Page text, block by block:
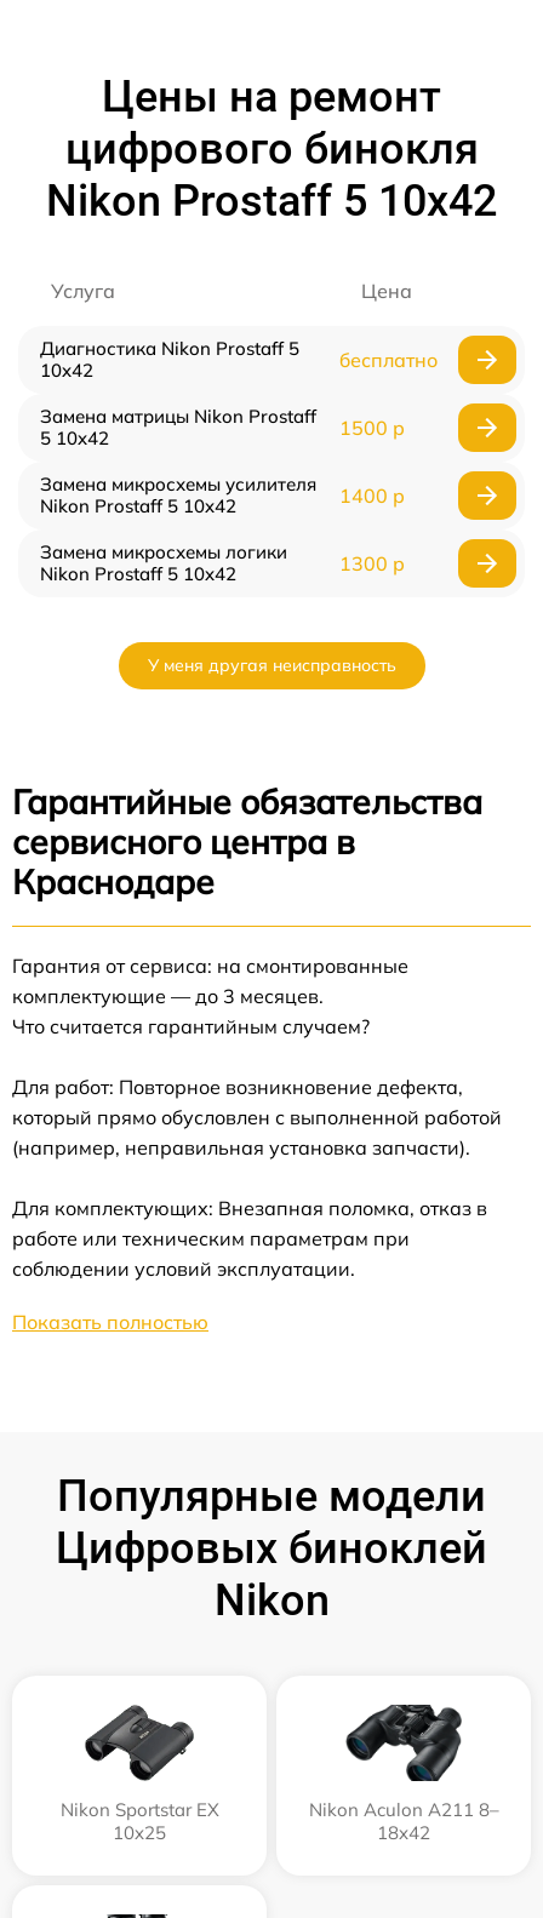
Цены на ремонт
цифрового бинокля
Nikon Prostaff 5 10x42
Услуга Цена
Диагностика Nikon Prostaff 5
10x42
бесплатно
Замена матрицы Nikon Prostaff
5 10x42
1500 р
Замена микросхемы усилителя
Nikon Prostaff 5 10x42
1400 р
Замена микросхемы логики
Nikon Prostaff 5 10x42
1300 р
У меня другая неисправность
Гарантийные обязательства
сервисного центра в
Краснодаре
Гарантия от сервиса: на смонтированные
комплектующие — до 3 месяцев.
Что считается гарантийным случаем?
Для работ: Повторное возникновение дефекта,
который прямо обусловлен с выполненной работой
(например, неправильная установка запчасти).
Для комплектующих: Внезапная поломка, отказ в
работе или техническим параметрам при
соблюдении условий эксплуатации.
Показать полностью
Популярные модели
Цифровых биноклей
Nikon
Nikon Sportstar EX
10x25
Nikon Aculon A211 8–
18x42